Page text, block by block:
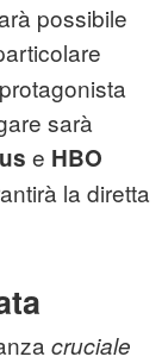
possibile
sarà
e HBO
la diretta
cruciale